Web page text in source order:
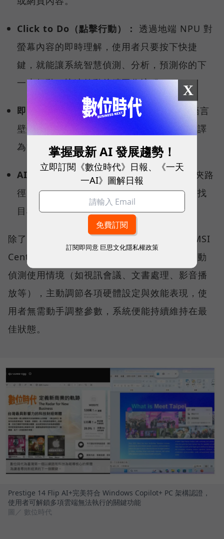
Click to Do（點擊行動）： 透過地端 NPU 對
螢幕內容的即時理解，使用者只要按下快捷
鍵，就能讓系統智慧偵測、分析，預測你的下
一步行動，快速啟動後續工作流程。
即時字幕翻譯（Live Captions）：打破語言
壁壘，跨國視訊會議時，即時將多國語言翻譯
為繁體中文。
AI 智慧搜尋：
不需要精確記住檔名或資料夾路
徑，用自然語言就能從茫茫資料海中精準查找
目標檔案。
除了微軟的生態系，MSI 更導入獨家研發的 MSI
Center 中控軟體，其中「AI 智慧引擎」能自動
偵測使用情境（如視訊會議、文書處理、影音播
放等），主動調節各項硬體設定與效能表現，使
用者無需動手調整參數，系統便能持續維持在最
佳狀態。
Prestige 14 Flip AI+完美符合 Windows Copilot+ PC 架構認證，
使用者可解鎖多項雲端無法執行的關鍵功能
圖／ 數位時代
X
掌握最新 AI 發展趨勢！
立即訂閱《數位時代》日報、《一天
一AI》圖解日報
訂閱即同意 巨思文化隱私權政策